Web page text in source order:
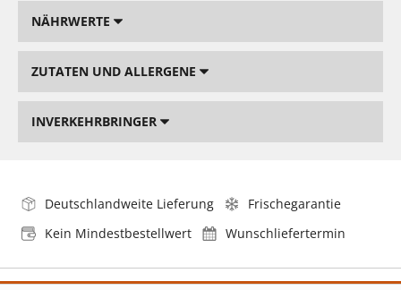
NÄHRWERTE
ZUTATEN UND ALLERGENE
INVERKEHRBRINGER
Deutschlandweite Lieferung
Frischegarantie
Kein Mindestbestellwert
Wunschliefertermin